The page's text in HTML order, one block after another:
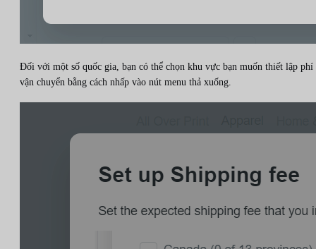
Đối với một số quốc gia, bạn có thể chọn khu vực bạn muốn thiết lập phí
vận chuyển bằng cách nhấp vào nút menu thả xuống.